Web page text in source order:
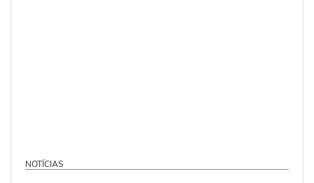
NOTÍCIAS